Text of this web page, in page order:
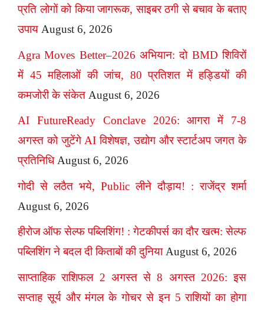
प्रति लोगों को किया जागरूक, साइबर ठगी से बचाव के बताए
उपाय August 6, 2026
Agra Moves Better–2026 अभियान: दो BMD शिविरों
में 45 महिलाओं की जांच, 80 प्रतिशत में हड्डियों की
कमजोरी के संकेत August 6, 2026
AI FutureReady Conclave 2026: आगरा में 7-8
अगस्त को जुटेंगे AI विशेषज्ञ, उद्योग और स्टार्टअप जगत के
प्रतिनिधि August 6, 2026
गोदी से लठैत भये, Public लीने दौड़ाय! : राजेंद्र शर्मा
August 6, 2026
हीरोज ऑफ सेल्फ पब्लिशिंग! : गेटकीपर्स का दौर खत्म: सेल्फ
पब्लिशिंग ने बदल दी किताबों की दुनिया August 6, 2026
साप्ताहिक राशिफल 2 अगस्त से 8 अगस्त 2026: इस
सप्ताह सूर्य और मंगल के गोचर से इन 5 राशियों का होगा